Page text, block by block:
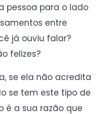
pessoa para o lado
entre
já ouviu falar?
felizes?
se ela não acredita
se tem este tipo de
é a sua razão que